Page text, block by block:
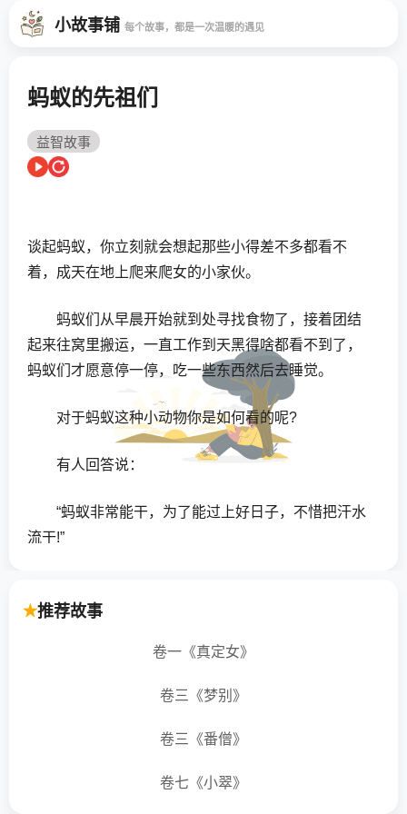
小故事铺 每个故事，都是一次温暖的遇见
蚂蚁的先祖们
益智故事
谈起蚂蚁，你立刻就会想起那些小得差不多都看不
着，成天在地上爬来爬女的小家伙。
蚂蚁们从早晨开始就到处寻找食物了，接着团结
起来往窝里搬运，一直工作到天黑得啥都看不到了，
蚂蚁们才愿意停一停，吃一些东西然后去睡觉。
对于蚂蚁这种小动物你是如何看的呢?
有人回答说：
“蚂蚁非常能干，为了能过上好日子，不惜把汗水
流干!”
还要不知休息地苦干呢!就算干到老又能如何呢?”
人们目前差不多都有权利去评论蚂蚁，但是你知
不知道，蚂蚁刚开始的时候曾经是人的同类!
在远古时代，蚂蚁也是人，那时，蚂蚁们以种田
推荐故事
卷一《真定女》
卷三《梦别》
卷三《番僧》
卷七《小翠》